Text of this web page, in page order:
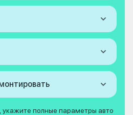
полные параметры авто